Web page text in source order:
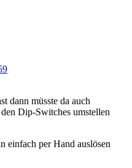
dann müsste da auch
Dip-Switches umstellen
einfach per Hand auslösen